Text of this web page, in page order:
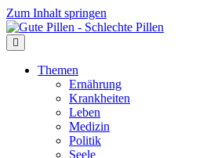
Zum Inhalt springen
Themen
Ernährung
Krankheiten
Leben
Medizin
Politik
Seele